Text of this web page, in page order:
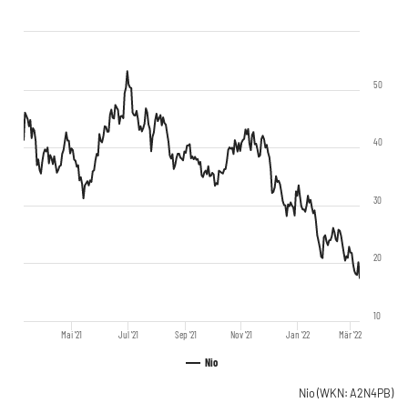
Nio
Mai '21 Jul '21 Sep '21 Nov '21 Jan '22 Mär '22
10
20
30
40
50
Nio (WKN: A2N4PB)